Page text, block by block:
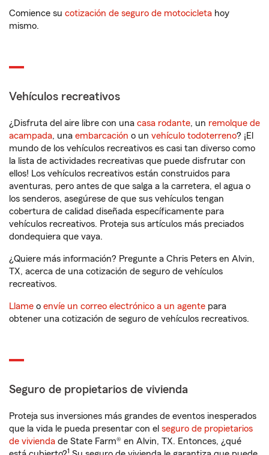
Comience su cotización de seguro de motocicleta hoy
mismo.
Vehículos recreativos
¿Disfruta del aire libre con una casa rodante, un remolque de
acampada, una embarcación o un vehículo todoterreno? ¡El
mundo de los vehículos recreativos es casi tan diverso como
la lista de actividades recreativas que puede disfrutar con
ellos! Los vehículos recreativos están construidos para
aventuras, pero antes de que salga a la carretera, el agua o
los senderos, asegúrese de que sus vehículos tengan
cobertura de calidad diseñada específicamente para
vehículos recreativos. Proteja sus artículos más preciados
dondequiera que vaya.
¿Quiere más información? Pregunte a Chris Peters en Alvin,
TX, acerca de una cotización de seguro de vehículos
recreativos.
Llame o envíe un correo electrónico a un agente para
obtener una cotización de seguro de vehículos recreativos.
Seguro de propietarios de vivienda
Proteja sus inversiones más grandes de eventos inesperados
que la vida le pueda presentar con el seguro de propietarios
de vivienda de State Farm® en Alvin, TX. Entonces, ¿qué
1